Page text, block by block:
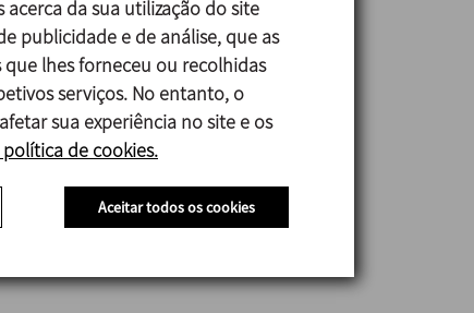
AISI 304.
da sua utilização do site
publicidade e de análise, que as
lhes forneceu ou recolhidas
serviços. No entanto, o
sua experiência no site e os
política de cookies.
Aceitar todos os cookies